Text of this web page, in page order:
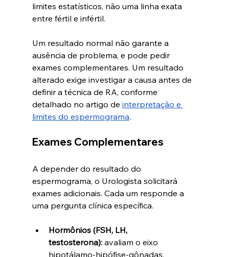
limites estatísticos, não uma linha exata
entre fértil e infértil.
Um resultado normal não garante a
ausência de problema, e pode pedir
exames complementares. Um resultado
alterado exige investigar a causa antes de
definir a técnica de RA, conforme
detalhado no artigo de interpretação e
limites do espermograma.
Exames Complementares
A depender do resultado do
espermograma, o Urologista solicitará
exames adicionais. Cada um responde a
uma pergunta clínica específica.
Hormônios (FSH, LH,
testosterona): avaliam o eixo
hipotálamo-hipófise-gônadas.